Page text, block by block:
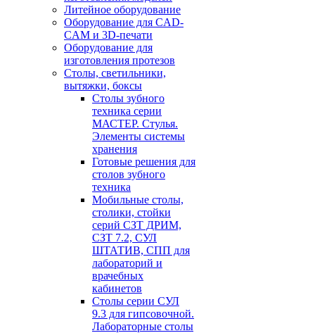
Литейное оборудование
Оборудование для CAD-
CAM и 3D-печати
Оборудование для
изготовления протезов
Cтолы, светильники,
вытяжки, боксы
Столы зубного
техника серии
МАСТЕР. Стулья.
Элементы системы
хранения
Готовые решения для
столов зубного
техника
Мобильные столы,
столики, стойки
серий СЗТ ДРИМ,
СЗТ 7.2, СУЛ
ШТАТИВ, СПП для
лабораторий и
врачебных
кабинетов
Столы серии СУЛ
9.3 для гипсовочной.
Лабораторные столы